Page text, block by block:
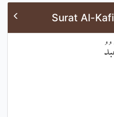
Surat Al-